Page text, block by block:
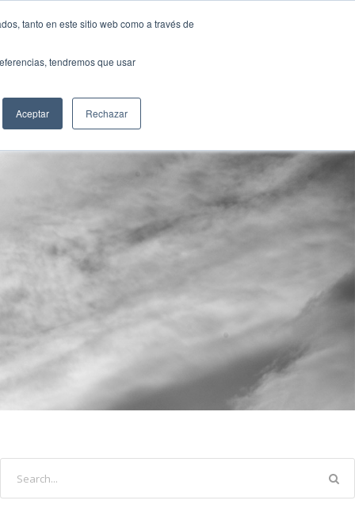
tanto en este sitio web como a través de
tendremos que usar
Aceptar Rechazar
sanjose@fundacionloyola.es
SECRETARÍA